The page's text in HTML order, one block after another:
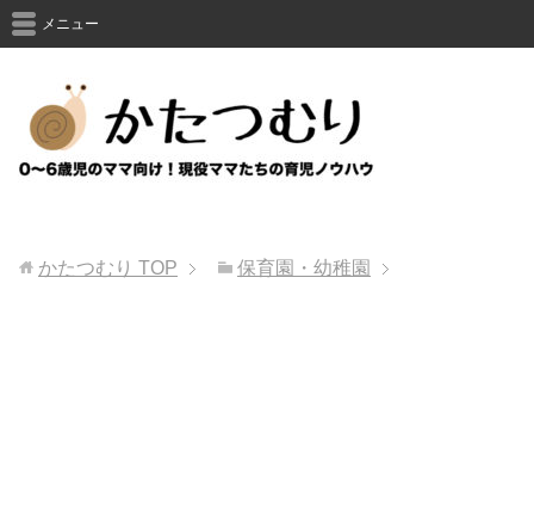
メニュー
かたつむり TOP 保育園・幼稚園